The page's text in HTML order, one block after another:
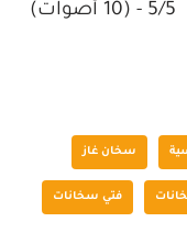
5/5 - (10 أصوات)
سخان غاز
فتي سخانات